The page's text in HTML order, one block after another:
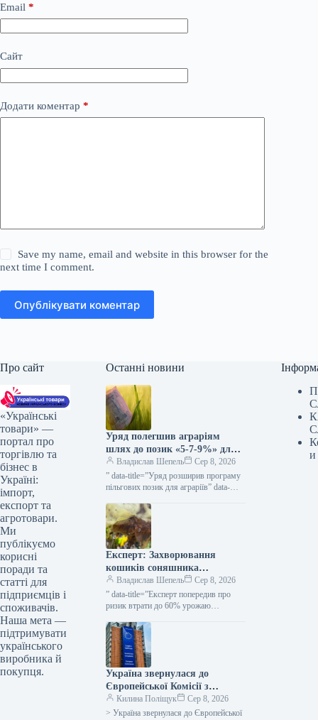
Email *
Сайт
Додати коментар *
Save my name, email and website in this browser for the
next time I comment.
Опублікувати коментар
Про сайт
«Українські
товари» —
портал про
торгівлю та
бізнес в
Україні:
імпорт,
експорт та
агротовари.
Ми
публікуємо
корисні
поради та
статті для
підприємців і
споживачів.
Наша мета —
підтримувати
українського
виробника й
покупця.
Останні новини
Уряд полегшив аграріям
шлях до позик «5-7-9%» для
весняних посівних робіт та
виробничих завдань —
КУРКУЛЬ
Владислав Шепель
Сер 8, 2026
” data-title=”Уряд розширив програму
пільгових позик для аграріїв” data-
uryad-rozshiriv-programu-dostupnih-
kreditiv-dlya-fermeriv”> Уряд
розширив програму пільгових позик
для аграріїв 8 серпня 2026 53…
Експерт: Захворювання
кошиків соняшника
загрожують втратою до 60%
врожаю — KURKUL
Владислав Шепель
Сер 8, 2026
” data-title=”Експерт попередив про
ризик втрати до 60% урожаю
url=”https://kurkul.com/news/41847-
ekspert-poperediv-pro-rizik-vtrati-do-60-
urojayu-sonyashniku-cherez-gnili”>
Експерт повідомив про ймовірність
втрати до 60%…
Україна звернулася до
Європейської Комісії з
проханням про надання 220
мільйонів євро для допомоги
Килина Поліщук
Сер 8, 2026
> Україна звернулася до Європейської
и